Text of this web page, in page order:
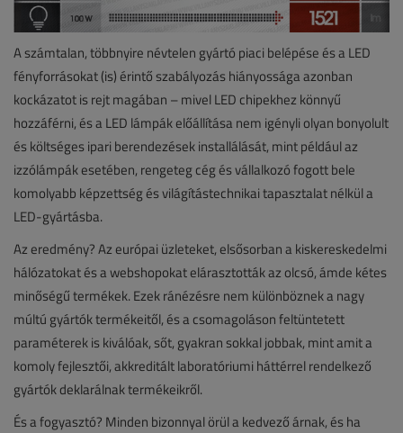
A számtalan, többnyire névtelen gyártó piaci belépése és a LED
fényforrásokat (is) érintő szabályozás hiányossága azonban
kockázatot is rejt magában – mivel LED chipekhez könnyű
hozzáférni, és a LED lámpák előállítása nem igényli olyan bonyolult
és költséges ipari berendezések installálását, mint például az
izzólámpák esetében, rengeteg cég és vállalkozó fogott bele
komolyabb képzettség és világítástechnikai tapasztalat nélkül a
LED-gyártásba.
Az eredmény? Az európai üzleteket, elsősorban a kiskereskedelmi
hálózatokat és a webshopokat elárasztották az olcsó, ámde kétes
minőségű termékek. Ezek ránézésre nem különböznek a nagy
múltú gyártók termékeitől, és a csomagoláson feltüntetett
paraméterek is kiválóak, sőt, gyakran sokkal jobbak, mint amit a
komoly fejlesztői, akkreditált laboratóriumi háttérrel rendelkező
gyártók deklarálnak termékeikről.
És a fogyasztó? Minden bizonnyal örül a kedvező árnak, és ha